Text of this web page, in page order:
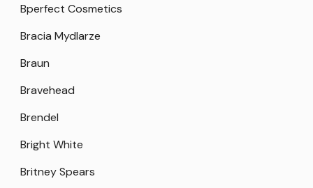
Bperfect Cosmetics
Bracia Mydlarze
Braun
Bravehead
Brendel
Bright White
Britney Spears